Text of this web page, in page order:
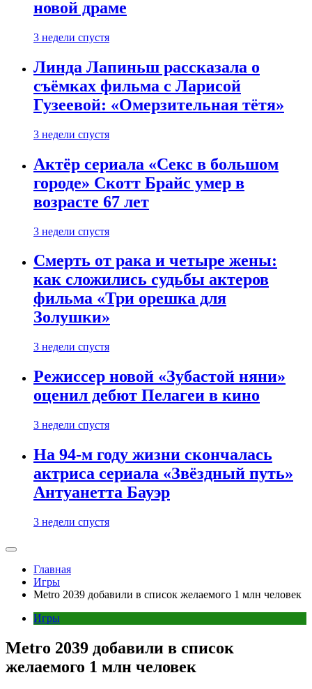
новой драме
3 недели спустя
Линда Лапиньш рассказала о
съёмках фильма с Ларисой
Гузеевой: «Омерзительная тётя»
3 недели спустя
Актёр сериала «Секс в большом
городе» Скотт Брайс умер в
возрасте 67 лет
3 недели спустя
Смерть от рака и четыре жены:
как сложились судьбы актеров
фильма «Три орешка для
Золушки»
3 недели спустя
Режиссер новой «Зубастой няни»
оценил дебют Пелагеи в кино
3 недели спустя
На 94-м году жизни скончалась
актриса сериала «Звёздный путь»
Антуанетта Бауэр
3 недели спустя
Главная
Игры
Metro 2039 добавили в список желаемого 1 млн человек
Игры
Metro 2039 добавили в список
желаемого 1 млн человек